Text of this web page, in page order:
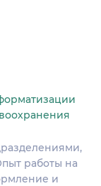
работы на
и